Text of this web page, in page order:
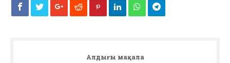
Алдыңғы мақала